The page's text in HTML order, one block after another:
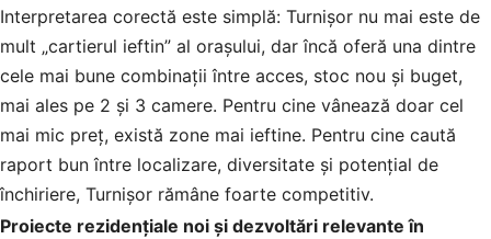
Interpretarea corectă este simplă: Turnișor nu mai este de
mult „cartierul ieftin” al orașului, dar încă oferă una dintre
cele mai bune combinații între acces, stoc nou și buget,
mai ales pe 2 și 3 camere. Pentru cine vânează doar cel
mai mic preț, există zone mai ieftine. Pentru cine caută
raport bun între localizare, diversitate și potențial de
închiriere, Turnișor rămâne foarte competitiv.
Proiecte rezidențiale noi și dezvoltări relevante în